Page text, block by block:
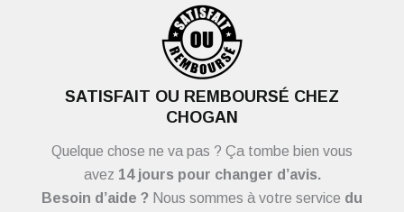
SATISFAIT OU REMBOURSÉ CHEZ
CHOGAN
Quelque chose ne va pas ? Ça tombe bien vous
avez 14 jours pour changer d’avis.
Besoin d’aide ? Nous sommes à votre service du